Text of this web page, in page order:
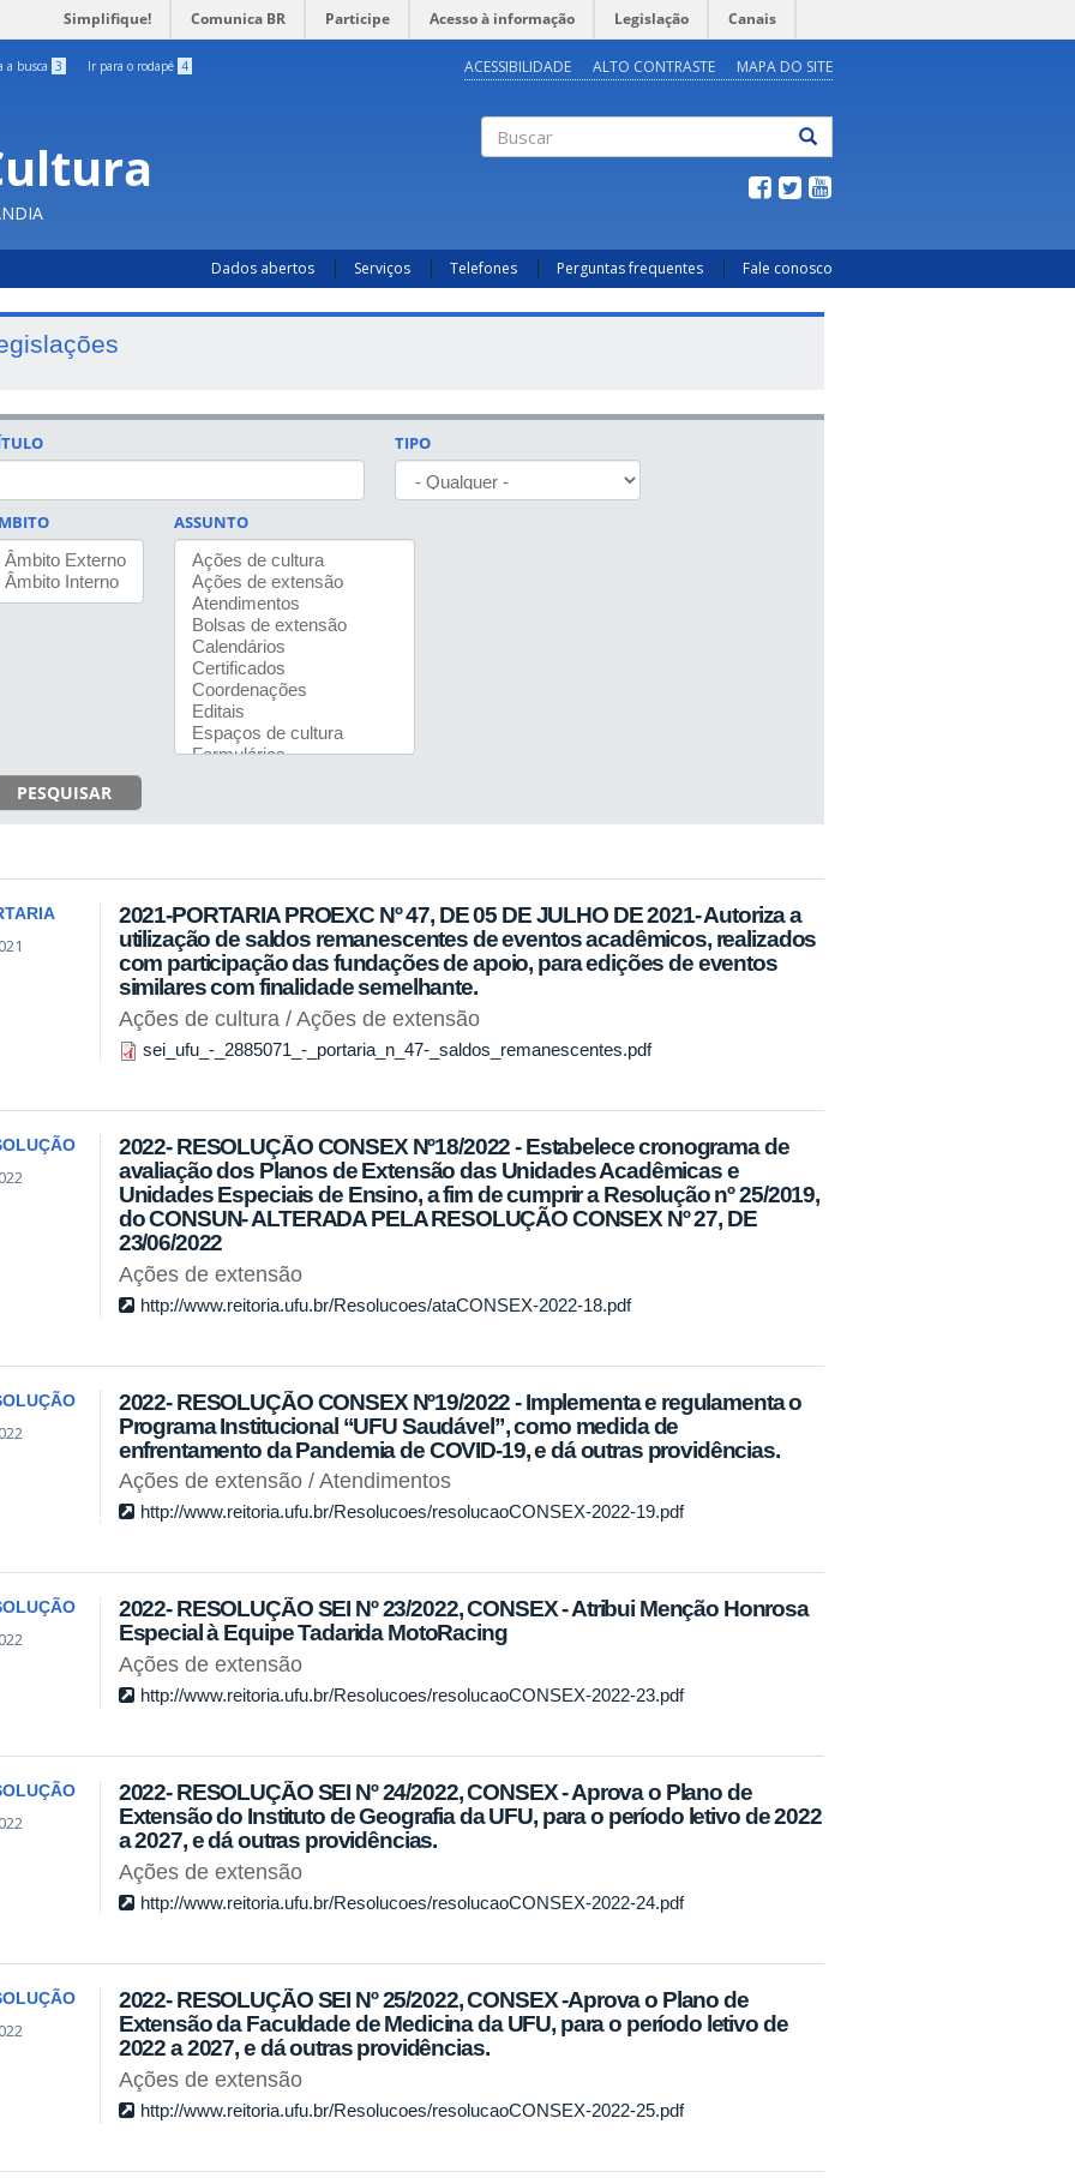
Simplifique! Comunica BR Participe Acesso à informação Legislação Canais
a busca 3 Ir para o rodapé 4 ACESSIBILIDADE ALTO CONTRASTE MAPA DO SITE
Dados abertos Serviços Telefones Perguntas frequentes Fale conosco
TIPO
ASSUNTO
PESQUISAR
2021-PORTARIA PROEXC Nº 47, DE 05 DE JULHO DE 2021- Autoriza a
utilização de saldos remanescentes de eventos acadêmicos, realizados
com participação das fundações de apoio, para edições de eventos
similares com finalidade semelhante.
Ações de cultura / Ações de extensão
sei_ufu_-_2885071_-_portaria_n_47-_saldos_remanescentes.pdf
2022- RESOLUÇÃO CONSEX Nº18/2022 - Estabelece cronograma de
avaliação dos Planos de Extensão das Unidades Acadêmicas e
Unidades Especiais de Ensino, a fim de cumprir a Resolução nº 25/2019,
do CONSUN- ALTERADA PELA RESOLUÇÃO CONSEX Nº 27, DE
23/06/2022
Ações de extensão
http://www.reitoria.ufu.br/Resolucoes/ataCONSEX-2022-18.pdf
2022- RESOLUÇÃO CONSEX Nº19/2022 - Implementa e regulamenta o
Programa Institucional “UFU Saudável”, como medida de
enfrentamento da Pandemia de COVID-19, e dá outras providências.
Ações de extensão / Atendimentos
http://www.reitoria.ufu.br/Resolucoes/resolucaoCONSEX-2022-19.pdf
2022- RESOLUÇÃO SEI Nº 23/2022, CONSEX - Atribui Menção Honrosa
Especial à Equipe Tadarida MotoRacing
Ações de extensão
http://www.reitoria.ufu.br/Resolucoes/resolucaoCONSEX-2022-23.pdf
2022- RESOLUÇÃO SEI Nº 24/2022, CONSEX - Aprova o Plano de
Extensão do Instituto de Geografia da UFU, para o período letivo de 2022
a 2027, e dá outras providências.
Ações de extensão
http://www.reitoria.ufu.br/Resolucoes/resolucaoCONSEX-2022-24.pdf
2022- RESOLUÇÃO SEI Nº 25/2022, CONSEX -Aprova o Plano de
Extensão da Faculdade de Medicina da UFU, para o período letivo de
2022 a 2027, e dá outras providências.
Ações de extensão
http://www.reitoria.ufu.br/Resolucoes/resolucaoCONSEX-2022-25.pdf